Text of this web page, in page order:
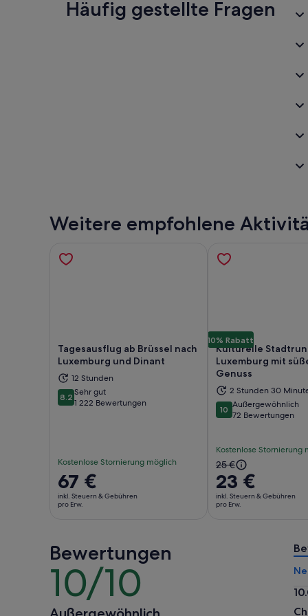
Häufig gestellte Fragen
Weitere empfohlene
Tagesausflug ab Brüssel nach
Luxemburg und Dinant
12 Stunden
8.28.2 von 10
Sehr gut
1 222 Bewertungen
Kostenlose Stornierung möglich
Der
Preis
beträgt
Erw.
67 €
inkl. Steuern & Gebühren
pro Erw.
Wird in einem neuen Tab geöffnet
10% Rabatt
Kulturelle
Luxemburg mit
Genuss
2 Stunden 30
1010 von 10
Außergewöhnlich
72 Bewertungen
Kostenlose Stornierung
Der
vorherige
Preis
war
25 €
23 €
inkl. Steuern & Gebühren
pro Erw.
Bewertungen
10/10
10
von
10